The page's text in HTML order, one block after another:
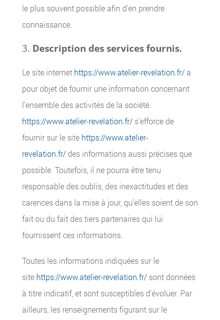
le plus souvent possible afin d’en prendre
connaissance.
Description des services fournis.
Le site internet https://www.atelier-revelation.fr/a
pour objet de fournir une information concernant
l’ensemble des activités de la société.
https://www.atelier-revelation.fr/s’efforce de
fournir sur le site https://www.atelier-
revelation.fr/des informations aussi précises que
possible. Toutefois, il ne pourra être tenu
responsable des oublis, des inexactitudes et des
carences dans la mise à jour, qu’elles soient de son
fait ou du fait des tiers partenaires qui lui
fournissent ces informations.
Toutes les informations indiquées sur le
site https://www.atelier-revelation.fr/sont données
à titre indicatif, et sont susceptibles d’évoluer. Par
ailleurs, les renseignements figurant sur le